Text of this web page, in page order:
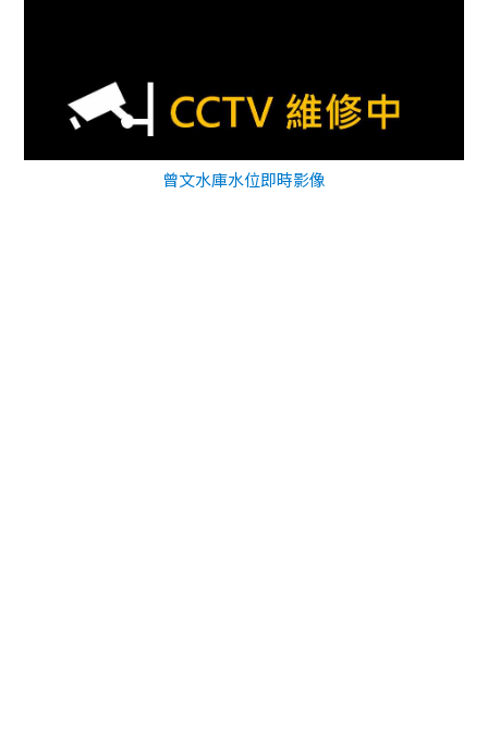
曾文水庫水位即時影像